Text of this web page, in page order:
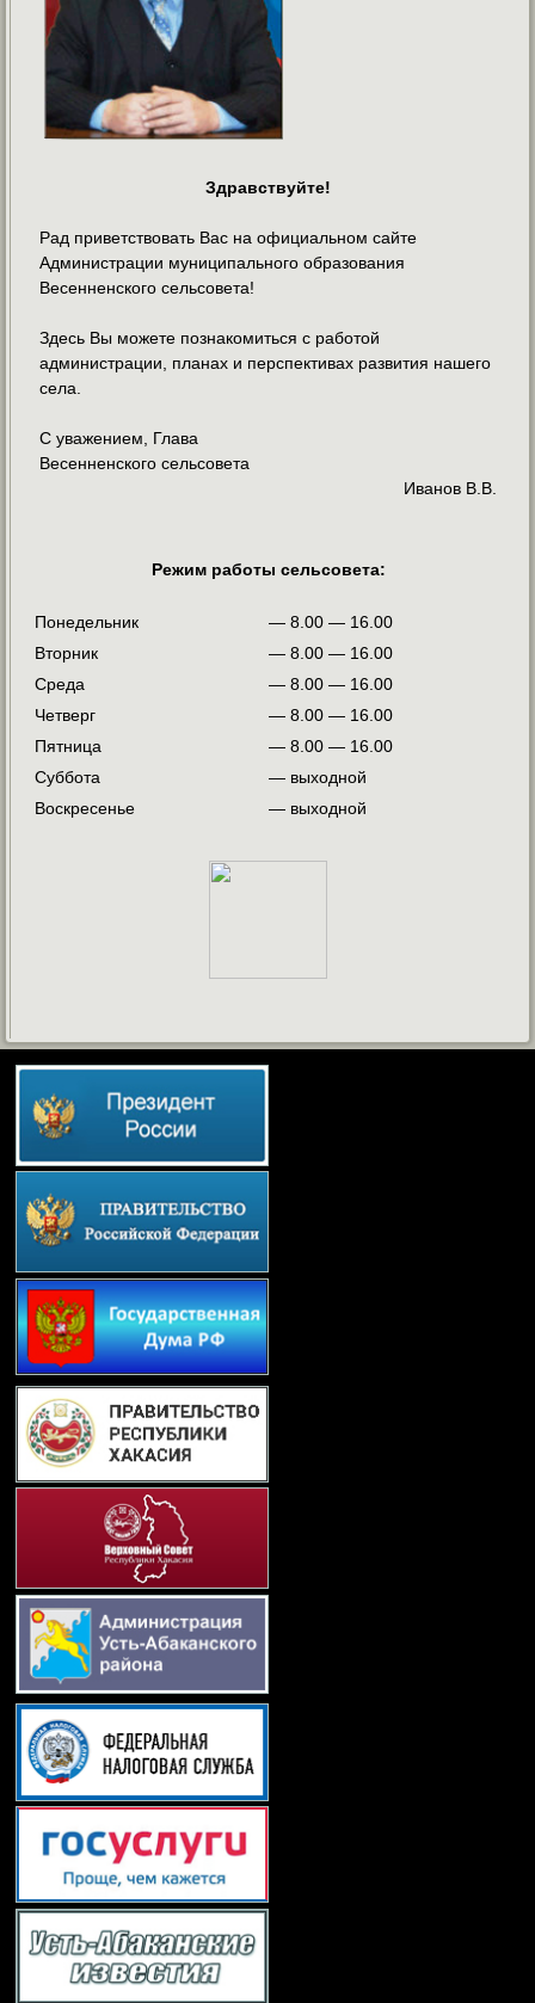
Здравствуйте!
Рад приветствовать Вас на официальном сайте
Администрации муниципального образования
Весенненского сельсовета!
Здесь Вы можете познакомиться с работой
администрации, планах и перспективах развития нашего
села.
С уважением, Глава
Весенненского сельсовета
Иванов В.В.
Режим работы сельсовета:
Понедельник
— 8.00 — 16.00
Вторник
— 8.00 — 16.00
Среда
— 8.00 — 16.00
Четверг
— 8.00 — 16.00
Пятница
— 8.00 — 16.00
Суббота
— выходной
Воскресенье
— выходной